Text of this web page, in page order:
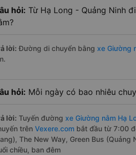
hỏi: Từ Hạ Long - Quảng Ninh
lời: Đường di chuyển bằng xe Giường
hỏi: Mỗi ngày có bao nhiêu
lời: Tuyến đường xe Giường nằm Hạ
trên Vexere.com bắt đầu từ 7:00
The New Way, Green Bus
chiều, ban đêm